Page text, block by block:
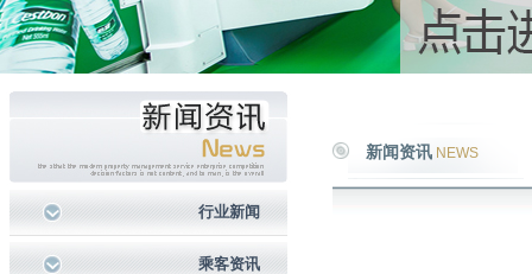
新闻资讯 NEWS
行业新闻
乘客资讯